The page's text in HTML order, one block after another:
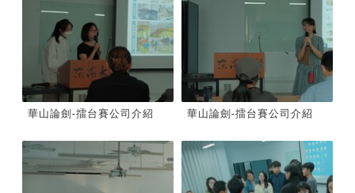
華山論劍-擂台賽公司介紹 華山論劍-擂台賽公司介紹